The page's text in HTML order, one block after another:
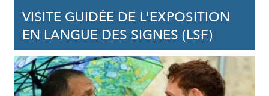
VISITE GUIDÉE DE L'EXPOSITION
EN LANGUE DES SIGNES (LSF)